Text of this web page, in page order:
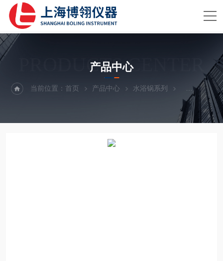
PRODUCTS CENTER
产品中心
当前位置：首页 产品中心 水浴锅系列 电热恒温水槽